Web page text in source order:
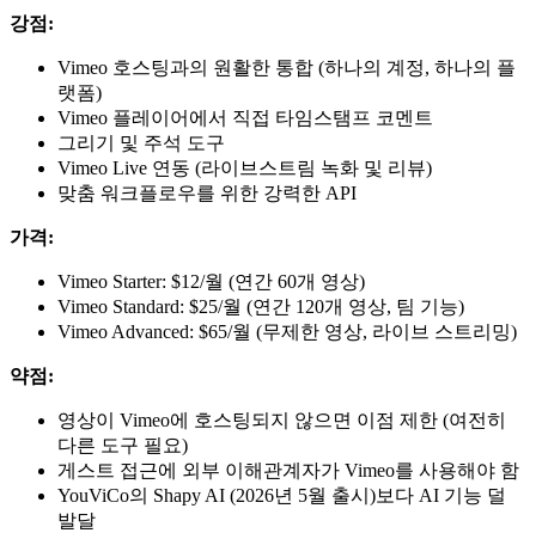
강점:
Vimeo 호스팅과의 원활한 통합 (하나의 계정, 하나의 플
랫폼)
Vimeo 플레이어에서 직접 타임스탬프 코멘트
그리기 및 주석 도구
Vimeo Live 연동 (라이브스트림 녹화 및 리뷰)
맞춤 워크플로우를 위한 강력한 API
가격:
Vimeo Starter: $12/월 (연간 60개 영상)
Vimeo Standard: $25/월 (연간 120개 영상, 팀 기능)
Vimeo Advanced: $65/월 (무제한 영상, 라이브 스트리밍)
약점:
영상이 Vimeo에 호스팅되지 않으면 이점 제한 (여전히
다른 도구 필요)
게스트 접근에 외부 이해관계자가 Vimeo를 사용해야 함
YouViCo의 Shapy AI (2026년 5월 출시)보다 AI 기능 덜
발달